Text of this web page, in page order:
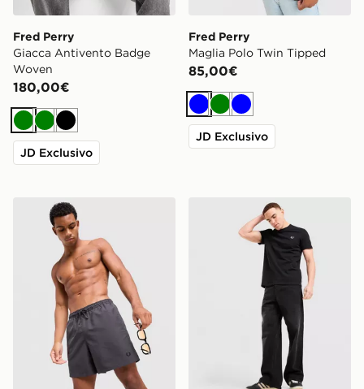
Fred Perry
Giacca Antivento Badge
Woven
180,00€
VerdeVerde
Nero
JD Exclusivo
Fred Perry
Maglia Polo Twin Tipped
85,00€
BluVerde
Blu
JD Exclusivo
Fred Perry Costume da bagno Side Laurel Wreath
Fred Perry Maglia Piqué